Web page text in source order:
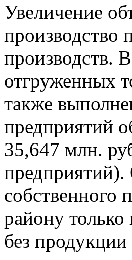
Увеличение
производство
производств.
отгруженных
также
предприятий
35,647 млн.
собственного
району
без продукции